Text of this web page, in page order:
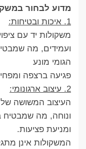
מדוע לבחור
1. איכות ובטיחות:
משקולות יד עם
ועמידים, מה
הגומי מונע
פגיעה ברצפה
2. עיצוב ארגונומי:
העיצוב המשושה
ונוחה, מה שמבטיח
ומניעת פציעות.
המשקולות אינן